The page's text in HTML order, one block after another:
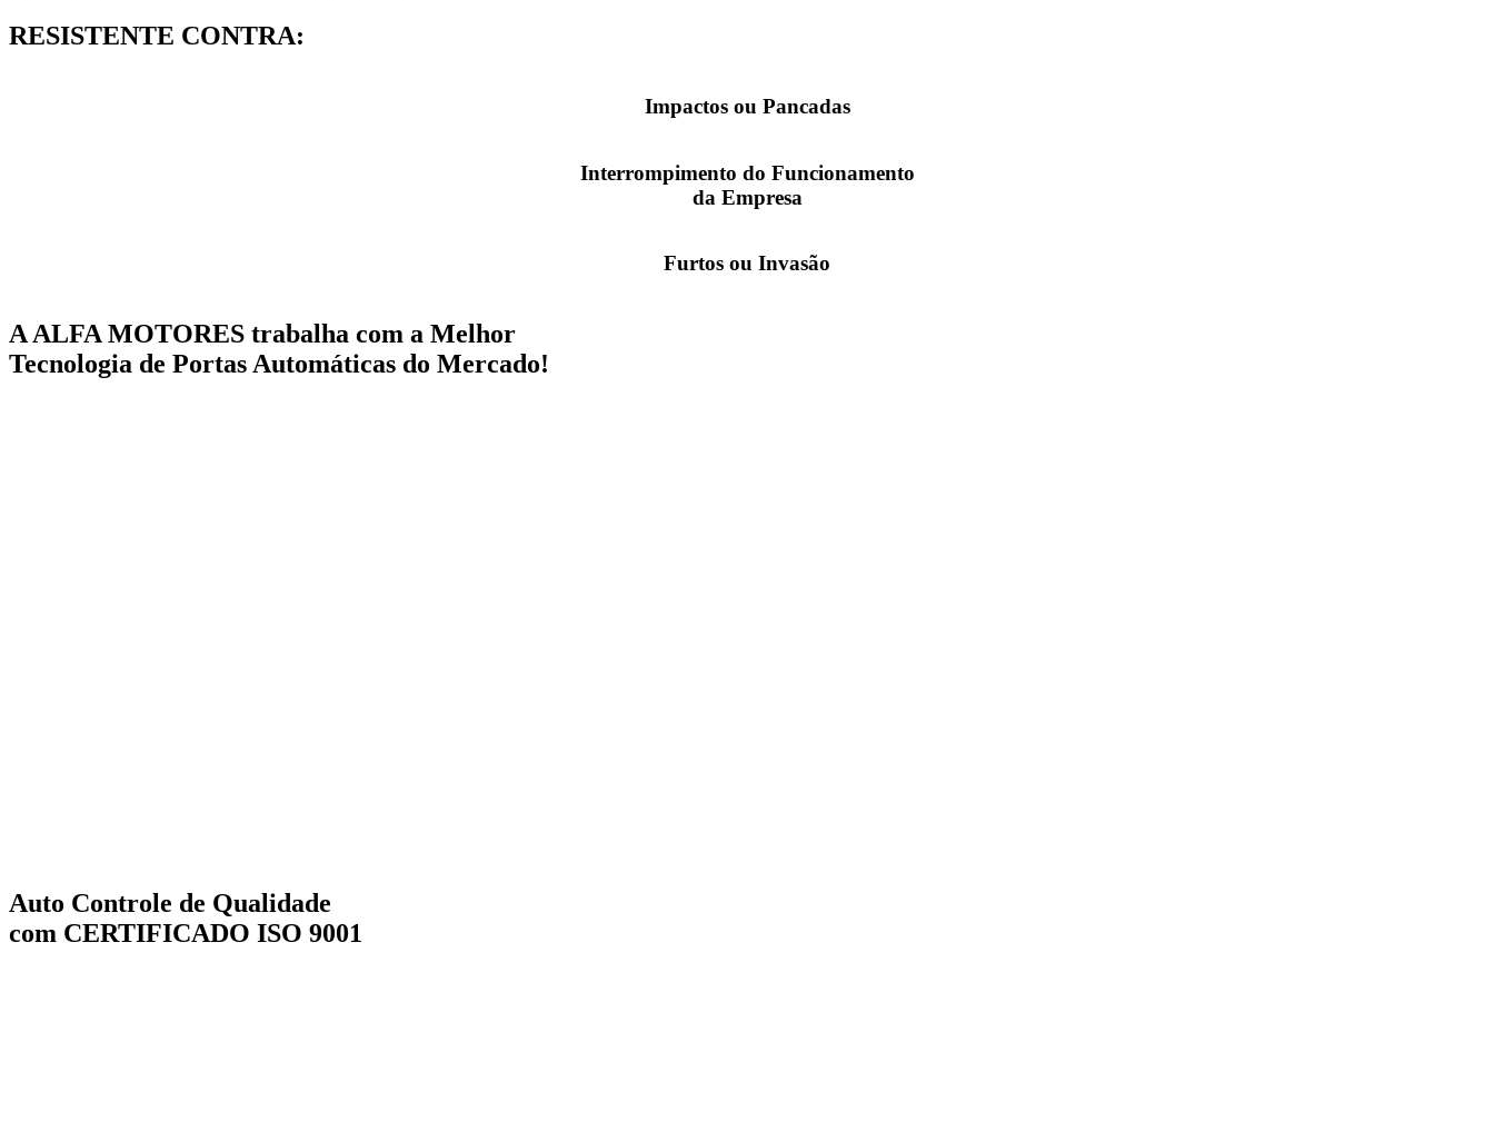
RESISTENTE CONTRA:
Impactos ou Pancadas
Interrompimento do Funcionamento
da Empresa
Furtos ou Invasão
A ALFA MOTORES trabalha com a Melhor
Tecnologia de Portas Automáticas do Mercado!
Auto Controle de Qualidade
com CERTIFICADO ISO 9001